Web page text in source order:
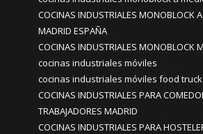
COCINAS INDUSTRIALES MONOBLOCK
MADRID ESPAÑA
COCINAS INDUSTRIALES MONOBLOCK
cocinas industriales móviles
cocinas industriales móviles food truck
COCINAS INDUSTRIALES PARA
TRABAJADORES MADRID
COCINAS INDUSTRIALES PARA